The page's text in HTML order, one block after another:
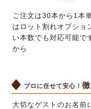
ご注文は30本から1本
はロット割れオプショ
い本数でも対応可能で
から
プロに任せて安心！
大切なゲストのお名前